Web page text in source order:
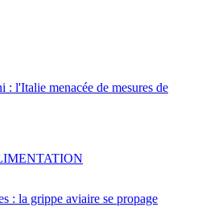
: l'Italie menacée de mesures de
: la grippe aviaire se propage